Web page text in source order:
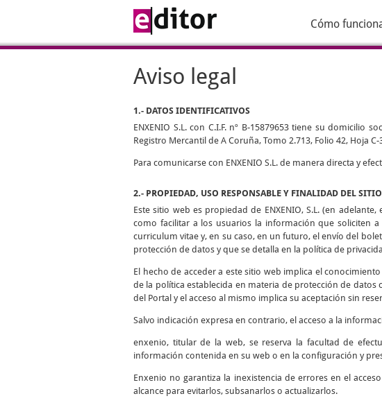
Cómo
Aviso legal
1.- DATOS IDENTIFICATIVOS
ENXENIO S.L. con C.I.F. nº B-15879653 tiene su domicilio
Registro Mercantil de A Coruña, Tomo 2.713, Folio 42, Hoja
Para comunicarse con ENXENIO S.L. de manera directa y
2.- PROPIEDAD, USO RESPONSABLE Y FINALIDAD DEL
Este sitio web es propiedad de ENXENIO, S.L. (en
como facilitar a los usuarios la información que soliciten
curriculum vitae y, en su caso, en un futuro, el envío del
protección de datos y que se detalla en la política de
El hecho de acceder a este sitio web implica el
de la política establecida en materia de protección de
del Portal y el acceso al mismo implica su aceptación sin
Salvo indicación expresa en contrario, el acceso a la
enxenio, titular de la web, se reserva la facultad de
información contenida en su web o en la configuración y
Enxenio no garantiza la inexistencia de errores en el
alcance para evitarlos, subsanarlos o actualizarlos.